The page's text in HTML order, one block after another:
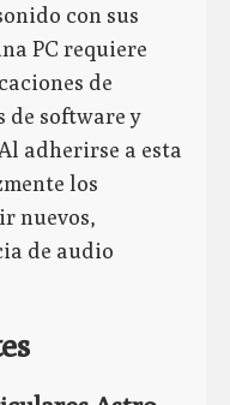
con sus
PC requiere
de
de software y
adherirse a esta
los
nuevos,
de audio